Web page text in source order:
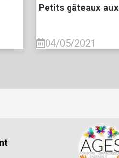
Petits gâteaux
04/05/2021